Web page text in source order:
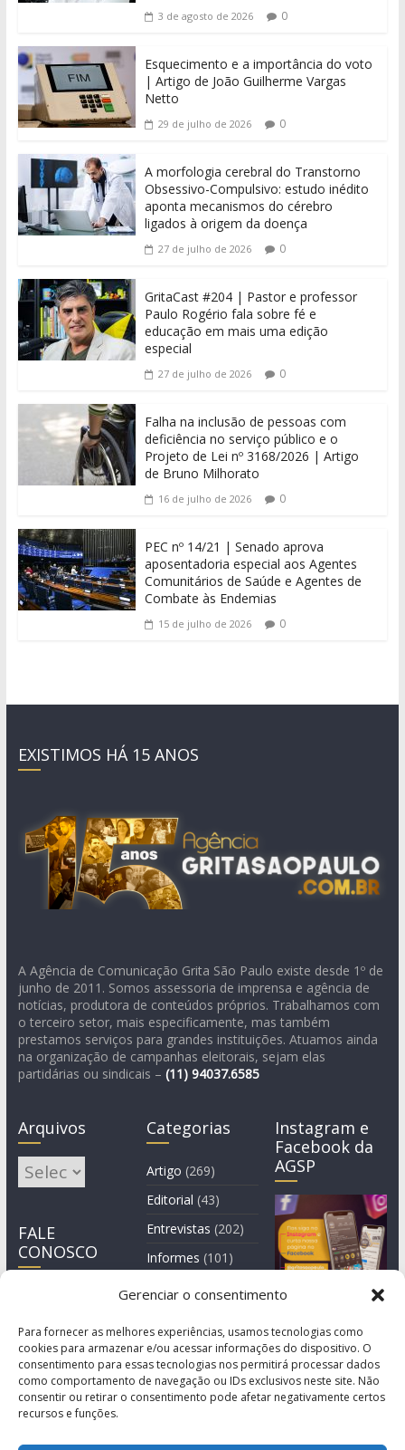
Gerenciar o consentimento
Para fornecer as melhores experiências, usamos tecnologias como
cookies para armazenar e/ou acessar informações do dispositivo. O
consentimento para essas tecnologias nos permitirá processar dados
como comportamento de navegação ou IDs exclusivos neste site. Não
consentir ou retirar o consentimento pode afetar negativamente certos
recursos e funções.
3 de agosto de 2026 0
Esquecimento e a importância do voto
| Artigo de João Guilherme Vargas
Netto
29 de julho de 2026 0
A morfologia cerebral do Transtorno
Obsessivo-Compulsivo: estudo inédito
aponta mecanismos do cérebro
ligados à origem da doença
27 de julho de 2026 0
GritaCast #204 | Pastor e professor
Paulo Rogério fala sobre fé e
educação em mais uma edição
especial
27 de julho de 2026 0
Falha na inclusão de pessoas com
deficiência no serviço público e o
Projeto de Lei nº 3168/2026 | Artigo
de Bruno Milhorato
16 de julho de 2026 0
PEC nº 14/21 | Senado aprova
aposentadoria especial aos Agentes
Comunitários de Saúde e Agentes de
Combate às Endemias
15 de julho de 2026 0
EXISTIMOS HÁ 15 ANOS
A Agência de Comunicação Grita São Paulo existe desde 1º de
junho de 2011. Somos assessoria de imprensa e agência de
notícias, produtora de conteúdos próprios. Trabalhamos com
o terceiro setor, mais especificamente, mas também
prestamos serviços para grandes instituições. Atuamos ainda
na organização de campanhas eleitorais, sejam elas
partidárias ou sindicais – (11) 94037.6585
Arquivos
Arquivos
FALE
CONOSCO
Categorias
Artigo (269)
Editorial (43)
Entrevistas (202)
Informes (101)
Manchete
Instagram e
Facebook da
AGSP